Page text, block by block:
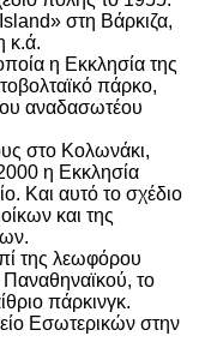
Island» στη Βάρκιζα,
κ.ά.
η Εκκλησία της
πάρκο,
αναδασωτέου
στο Κολωνάκι,
η Εκκλησία
Και αυτό το σχέδιο
και της
της λεωφόρου
το
πάρκινγκ.
Εσωτερικών στην